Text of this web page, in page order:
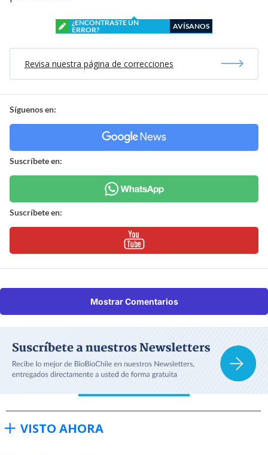
¿ENCONTRASTE UN
ERROR?
AVÍSANOS
Revisa nuestra página de correcciones
Síguenos en:
Suscríbete en:
Suscríbete en:
Mostrar Comentarios
VISTO AHORA